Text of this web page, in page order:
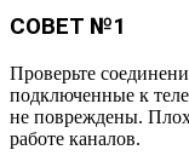
СОВЕТ №1
Проверьте
подключенные к
не повреждены.
работе каналов.